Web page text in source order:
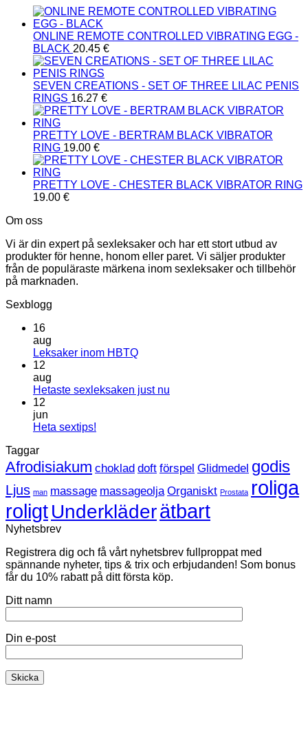
ONLINE REMOTE CONTROLLED VIBRATING EGG -
BLACK 20.45 €
SEVEN CREATIONS - SET OF THREE LILAC PENIS
RINGS 16.27 €
PRETTY LOVE - BERTRAM BLACK VIBRATOR
RING 19.00 €
PRETTY LOVE - CHESTER BLACK VIBRATOR RING
19.00 €
Om oss
Vi är din expert på sexleksaker och har ett stort utbud av
produkter för henne, honom eller paret. Vi säljer produkter
från de populäraste märkena inom sexleksaker och tillbehör
på marknaden.
Sexblogg
16
aug
Leksaker inom HBTQInga
Leksaker
12
aug
Hetaste sexleksaken just nu
12
jun
Heta sextips!
Heta
sextips!
Taggar
Afrodisiakum choklad doft förspel Glidmedel godis
Ljus man massage massageolja Organiskt Prostata roliga
roligtUnderkläderätbart
Nyhetsbrev
Registrera dig och få vårt nyhetsbrev fullproppat med
spännande nyheter, tips & trix och erbjudanden! Som bonus
får du 10% rabatt på ditt första köp.
Ditt namn
Din e-post